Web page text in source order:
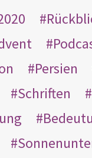
Persien
Schriften